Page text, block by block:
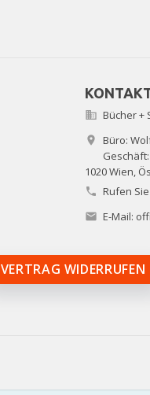
 Bücher +

Büro:
1020 Wien,
 Rufen
 E-Mail:
VERTRAG WIDERRUFEN